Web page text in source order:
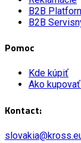
B2B
B2B
Pomoc
Kde kúpiť
Ako
Kontact: